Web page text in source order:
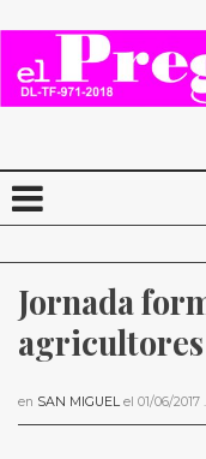
Jornada
agricultores
en SAN MIGUEL el 01/06/2017 .